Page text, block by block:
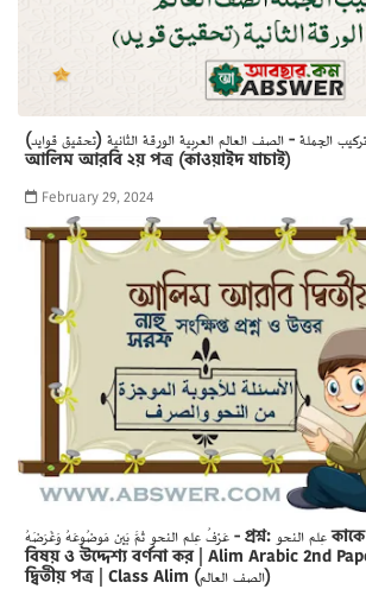
تركيب الجملة - الصف العالم العربية الورقة الثانية (تحقيق قوايد) | বাক্যের তারকীব -
আলিম আরবি ২য় পত্র (কাওয়াইদ যাচাই)
February 29, 2024
عَرْفُ عِلم النحو ثمَّ بَين مَوضُوعَهُ وَغَرَضَهُ - প্রশ্ন: عِلم النحو কাকে বলে? এর আলোচ্য
বিষয় ও উদ্দেশ্য বর্ণনা কর | Alim Arabic 2nd
দ্বিতীয় পত্র | Class Alim (الصف العالم)